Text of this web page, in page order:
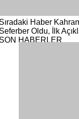
Haber
Oldu, İlk
HABERLER